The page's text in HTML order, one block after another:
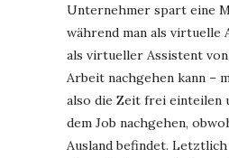
Unternehmer spart eine
während man als virtuelle
als virtueller Assistent
Arbeit nachgehen kann –
also die Zeit frei einteilen
dem Job nachgehen,
Ausland befindet.